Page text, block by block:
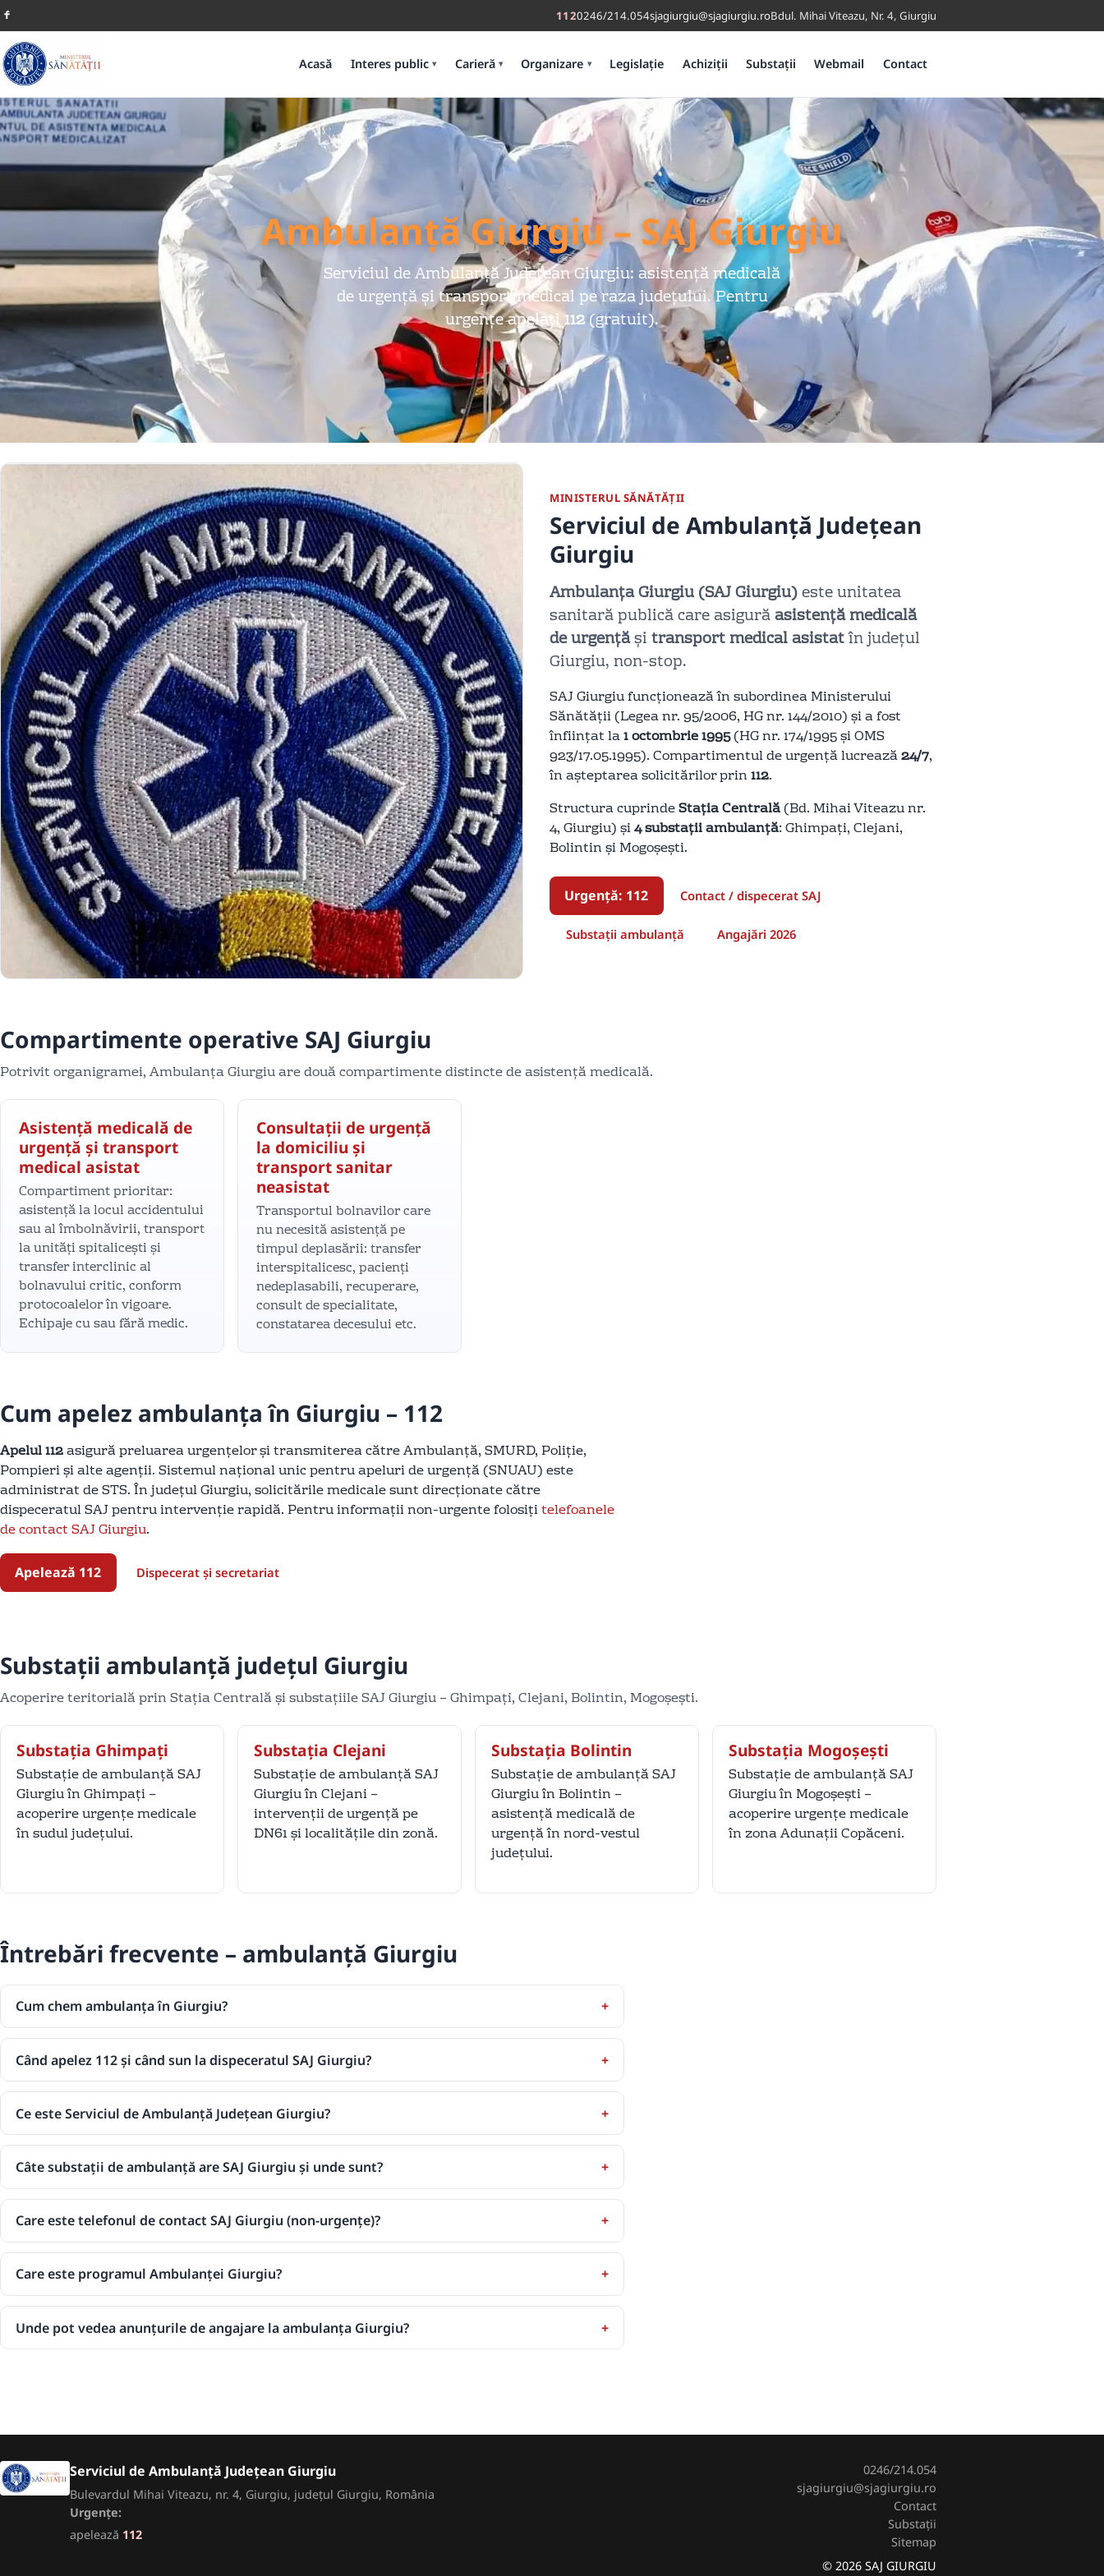
1120246/214.054sjagiurgiu@sjagiurgiu.roBdul. Mihai Viteazu, Nr. 4, Giurgiu
Acasă Interes public ▾ Carieră ▾ Organizare ▾ Legislație Achiziții Substații Webmail Contact
Ambulanță Giurgiu – SAJ Giurgiu
Serviciul de Ambulanță Județean Giurgiu: asistență medicală
de urgență și transport medical pe raza județului. Pentru
urgențe apelați112(gratuit).
MINISTERUL SĂNĂTĂȚII
Serviciul de Ambulanță Județean
Giurgiu
Ambulanța Giurgiu (SAJ Giurgiu)este unitatea
sanitară publică care asigurăasistență medicală
de urgențășitransport medical asistatîn județul
Giurgiu, non-stop.
SAJ Giurgiu funcționează în subordinea Ministerului
Sănătății (Legea nr. 95/2006, HG nr. 144/2010) și a fost
înființat la1 octombrie 1995(HG nr. 174/1995 și OMS
923/17.05.1995). Compartimentul de urgență lucrează24/7,
în așteptarea solicitărilor prin112.
Structura cuprindeStația Centrală(Bd. Mihai Viteazu nr.
4, Giurgiu) și4 substații ambulanță: Ghimpați, Clejani,
Bolintin și Mogoșești.
Urgență: 112 Contact / dispecerat SAJ
Substații ambulanță Angajări 2026
Compartimente operative SAJ Giurgiu
Potrivit organigramei, Ambulanța Giurgiu are două compartimente distincte de asistență medicală.
Asistență medicală de
urgență și transport
medical asistat
Compartiment prioritar:
asistență la locul accidentului
sau al îmbolnăvirii, transport
la unități spitalicești și
transfer interclinic al
bolnavului critic, conform
protocoalelor în vigoare.
Echipaje cu sau fără medic.
Consultații de urgență
la domiciliu și
transport sanitar
neasistat
Transportul bolnavilor care
nu necesită asistență pe
timpul deplasării: transfer
interspitalicesc, pacienți
nedeplasabili, recuperare,
consult de specialitate,
constatarea decesului etc.
Cum apelez ambulanța în Giurgiu – 112
Apelul 112asigură preluarea urgențelor și transmiterea către Ambulanță, SMURD, Poliție,
Pompieri și alte agenții. Sistemul național unic pentru apeluri de urgență (SNUAU) este
administrat de STS. În județul Giurgiu, solicitările medicale sunt direcționate către
dispeceratul SAJ pentru intervenție rapidă. Pentru informații non-urgente folosițitelefoanele
de contact SAJ Giurgiu.
Apelează 112 Dispecerat și secretariat
Substații ambulanță județul Giurgiu
Acoperire teritorială prin Stația Centrală și substațiile SAJ Giurgiu – Ghimpați, Clejani, Bolintin, Mogoșești.
Substația Ghimpați
Substație de ambulanță SAJ
Giurgiu în Ghimpați –
acoperire urgențe medicale
în sudul județului.
Substația Clejani
Substație de ambulanță SAJ
Giurgiu în Clejani –
intervenții de urgență pe
DN61 și localitățile din zonă.
Substația Bolintin
Substație de ambulanță SAJ
Giurgiu în Bolintin –
asistență medicală de
urgență în nord-vestul
județului.
Substația Mogoșești
Substație de ambulanță SAJ
Giurgiu în Mogoșești –
acoperire urgențe medicale
în zona Adunații Copăceni.
Întrebări frecvente – ambulanță Giurgiu
Cum chem ambulanța în Giurgiu?
Când apelez 112 și când sun la dispeceratul SAJ Giurgiu?
Ce este Serviciul de Ambulanță Județean Giurgiu?
Câte substații de ambulanță are SAJ Giurgiu și unde sunt?
Care este telefonul de contact SAJ Giurgiu (non-urgențe)?
Care este programul Ambulanței Giurgiu?
Unde pot vedea anunțurile de angajare la ambulanța Giurgiu?
Serviciul de Ambulanță Județean Giurgiu
Bulevardul Mihai Viteazu, nr. 4, Giurgiu, județul Giurgiu, România
Urgențe:
apelează 112
0246/214.054
sjagiurgiu@sjagiurgiu.ro
Contact
Substații
Sitemap
© 2026 SAJ GIURGIU